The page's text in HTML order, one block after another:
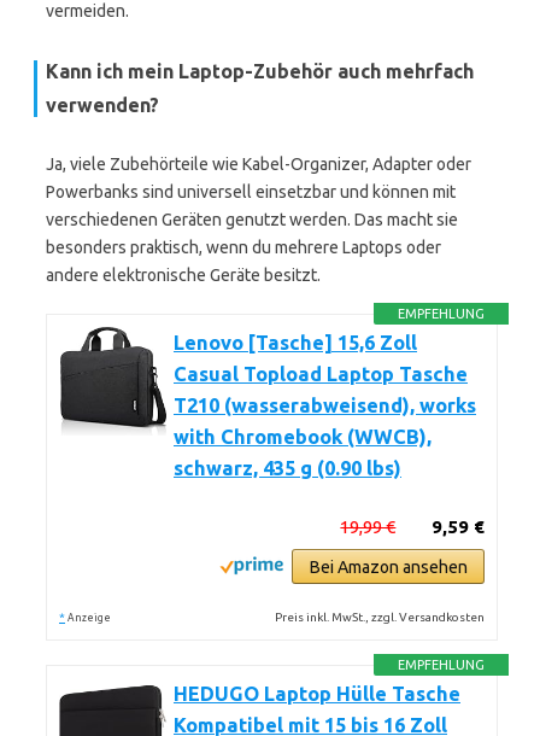
vermeiden.
Kann ich mein Laptop-Zubehör auch mehrfach
verwenden?
Ja, viele Zubehörteile wie Kabel-Organizer, Adapter oder
Powerbanks sind universell einsetzbar und können mit
verschiedenen Geräten genutzt werden. Das macht sie
besonders praktisch, wenn du mehrere Laptops oder
andere elektronische Geräte besitzt.
EMPFEHLUNG
Lenovo [Tasche] 15,6 Zoll
Casual Topload Laptop Tasche
T210 (wasserabweisend), works
with Chromebook (WWCB),
schwarz, 435 g (0.90 lbs)
9,59 €
19,99 €
Bei Amazon ansehen
* Anzeige Preis inkl. MwSt., zzgl. Versandkosten
EMPFEHLUNG
HEDUGO Laptop Hülle Tasche
Kompatibel mit 15 bis 16 Zoll